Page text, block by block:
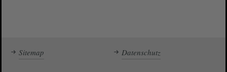
Sitemap Datenschutz